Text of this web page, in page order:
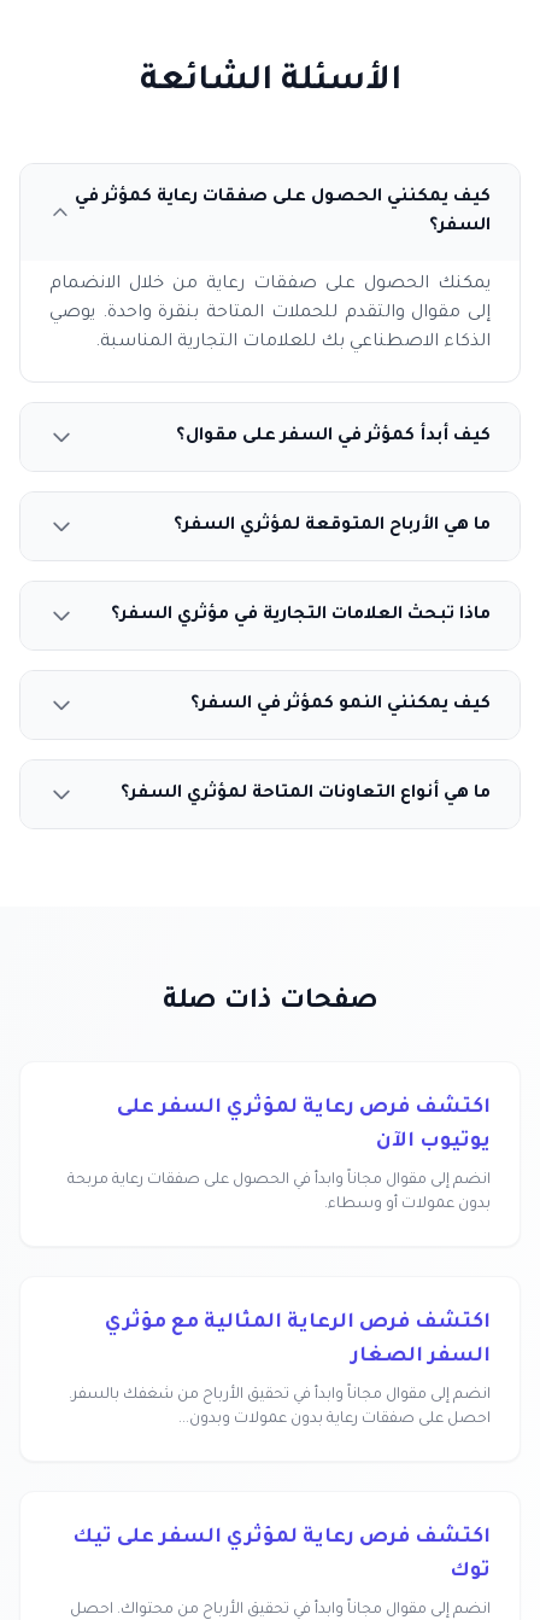
الأسئلة الشائعة
كيف يمكنني الحصول على صفقات رعاية كمؤثر في
السفر؟
يمكنك الحصول على صفقات رعاية من خلال الانضمام
إلى مقوال والتقدم للحملات المتاحة بنقرة واحدة. يوصي
الذكاء الاصطناعي بك للعلامات التجارية المناسبة.
كيف أبدأ كمؤثر في السفر على مقوال؟
ما هي الأرباح المتوقعة لمؤثري السفر؟
ماذا تبحث العلامات التجارية في مؤثري السفر؟
كيف يمكنني النمو كمؤثر في السفر؟
ما هي أنواع التعاونات المتاحة لمؤثري السفر؟
صفحات ذات صلة
اكتشف فرص رعاية لمؤثري السفر على
يوتيوب الآن
انضم إلى مقوال مجاناً وابدأ في الحصول على صفقات رعاية مربحة
بدون عمولات أو وسطاء.
اكتشف فرص الرعاية المثالية مع مؤثري
السفر الصغار
انضم إلى مقوال مجاناً وابدأ في تحقيق الأرباح من شغفك بالسفر.
احصل على صفقات رعاية بدون عمولات وبدون...
اكتشف فرص رعاية لمؤثري السفر على تيك
توك
انضم إلى مقوال مجاناً وابدأ في تحقيق الأرباح من محتواك. احصل